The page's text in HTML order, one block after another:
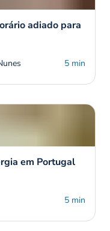
adiado para
5 min
em Portugal
5 min